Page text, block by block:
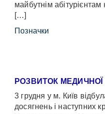
майбутнім
[…]
Позначки
РОЗВИТОК МЕДИЧНОЇ
3 грудня у м. Київ
досягнень і наступних